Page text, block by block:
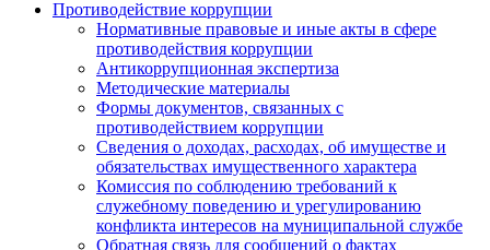
Противодействие коррупции
Нормативные правовые и иные акты в сфере
противодействия коррупции
Антикоррупционная экспертиза
Методические материалы
Формы документов, связанных с
противодействием коррупции
Сведения о доходах, расходах, об имуществе и
обязательствах имущественного характера
Комиссия по соблюдению требований к
служебному поведению и урегулированию
конфликта интересов на муниципальной службе
Обратная связь для сообщений о фактах